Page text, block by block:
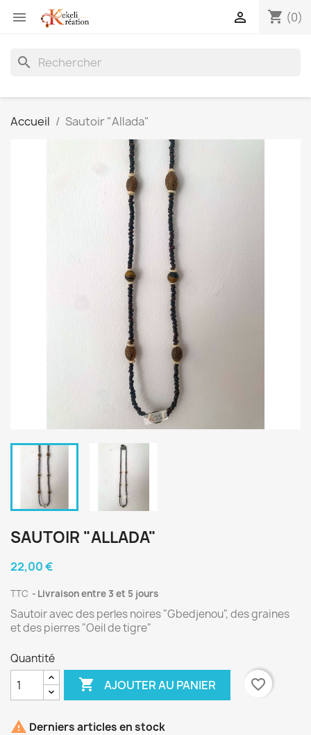
 shopping_cart (0)

search
Accueil Sautoir "Allada"
SAUTOIR "ALLADA"
22,00 €
TTC Livraison entre 3 et 5 jours
Sautoir avec des perles noires "Gbedjenou", des graines
et des pierres "Oeil de tigre"
Quantité
 AJOUTER AU PANIER favorite_border
 Derniers articles en stock